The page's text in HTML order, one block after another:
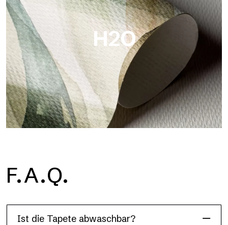
und satte Farben hervorheben.
H2O
H2O ist die wasserdichte Glasfaser-Badezimmertapete, ideal
für Duschkabinen und feuchte Umgebungen, mit hoher
F.A.Q.
Ist die Tapete abwaschbar?